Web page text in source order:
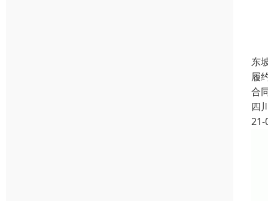
东
履
合
四
21-